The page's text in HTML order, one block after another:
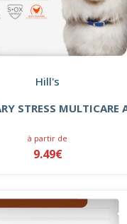
Hill's
STRESS MULTICARE
à partir de
9.49€